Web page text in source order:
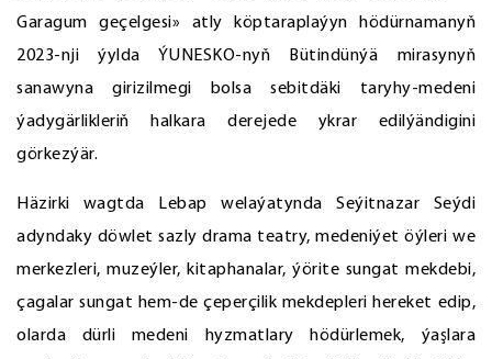
Garagum geçelgesi» atly köptaraplaýyn hödürnamanyň
2023-nji ýylda ÝUNESKO-nyň Bütindünýä mirasynyň
sanawyna girizilmegi bolsa sebitdäki taryhy-medeni
ýadygärlikleriň halkara derejede ykrar edilýändigini
görkezýär.
Häzirki wagtda Lebap welaýatynda Seýitnazar Seýdi
adyndaky döwlet sazly drama teatry, medeniýet öýleri we
merkezleri, muzeýler, kitaphanalar, ýörite sungat mekdebi,
çagalar sungat hem-de çeperçilik mekdepleri hereket edip,
olarda dürli medeni hyzmatlary hödürlemek, ýaşlara